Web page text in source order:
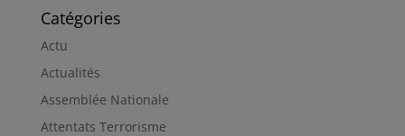
Catégories
Actu
Actualités
Assemblée Nationale
Attentats Terrorisme